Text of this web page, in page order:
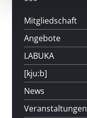
Mitgliedschaft
Angebote
LABUKA
[kju:b]
News
Veranstaltungen